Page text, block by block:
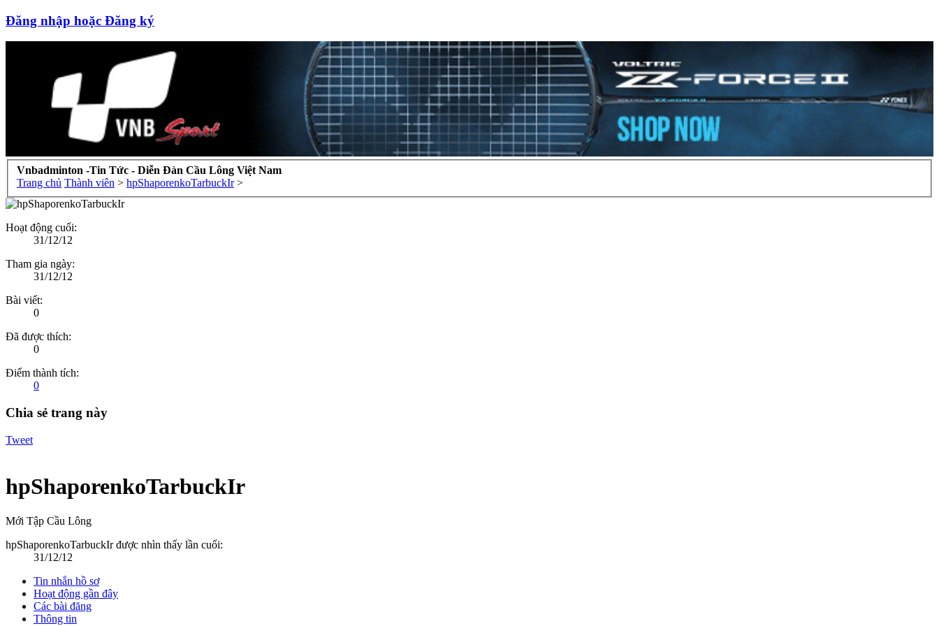
Đăng nhập hoặc Đăng ký
Vnbadminton -Tin Tức - Diễn Đàn Cầu Lông Việt Nam
Trang chủ Thành viên > hpShaporenkoTarbuckIr >
Hoạt động cuối:
31/12/12
Tham gia ngày:
31/12/12
Bài viết:
0
Đã được thích:
0
Điểm thành tích:
0
Chia sẻ trang này
Tweet
hpShaporenkoTarbuckIr
Mới Tập Cầu Lông
hpShaporenkoTarbuckIr được nhìn thấy lần cuối:
31/12/12
Tin nhắn hồ sơ
Hoạt động gần đây
Các bài đăng
Thông tin